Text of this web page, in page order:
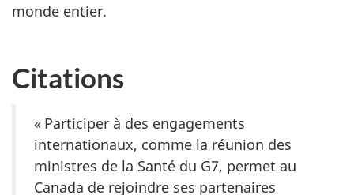
monde entier.
Citations
« Participer à des engagements
internationaux, comme la réunion des
ministres de la Santé du G7, permet au
Canada de rejoindre ses partenaires